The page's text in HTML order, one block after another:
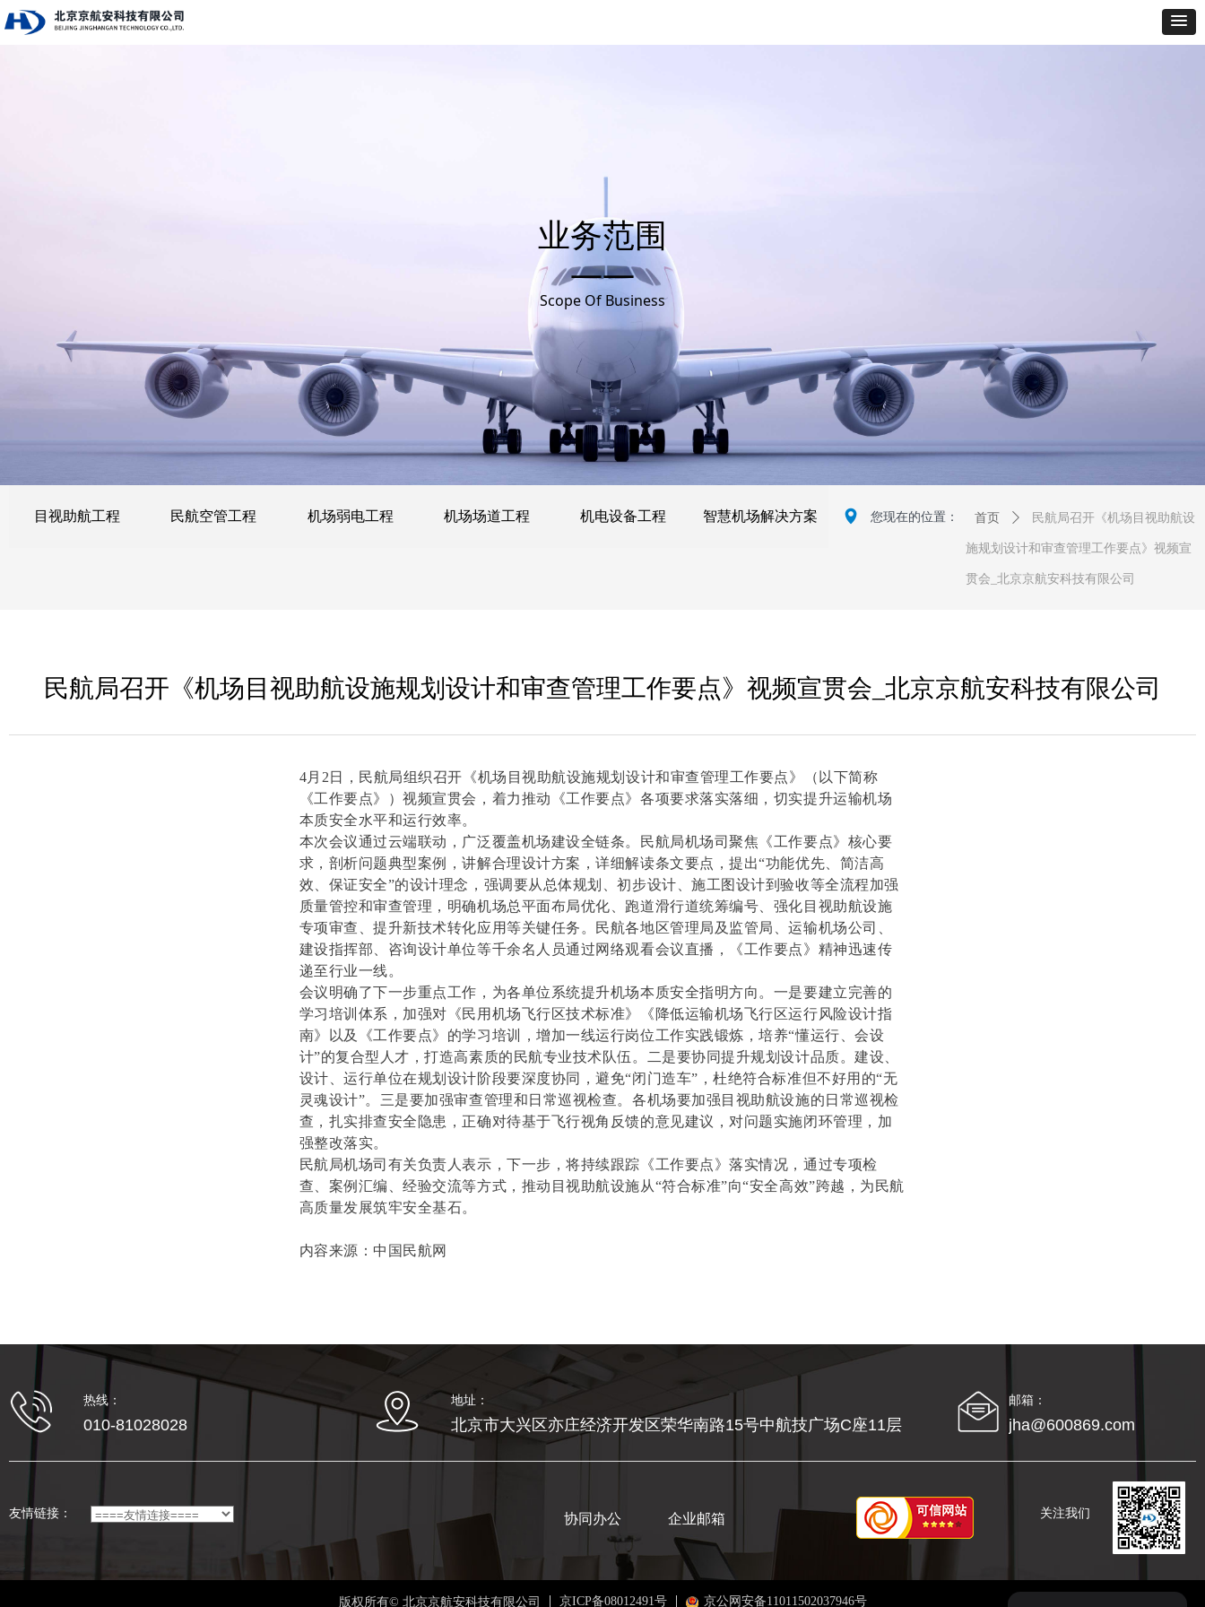
业务范围
——
Scope Of Business
넹 您现在的位置： 首页 ꄲ 民航局召开《机场目视助航设
施规划设计和审查管理工作要点》视频宣
贯会_北京京航安科技有限公司
目视助航工程 民航空管工程 机场弱电工程 机场场道工程 机电设备工程 智慧机场解决方案
民航局召开《机场目视助航设施规划设计和审查管理工作要点》视频宣贯会_北京京航安科技有限公司
4月2日，民航局组织召开《机场目视助航设施规划设计和审查管理工作要点》（以下简称
《工作要点》）视频宣贯会，着力推动《工作要点》各项要求落实落细，切实提升运输机场
本质安全水平和运行效率。
本次会议通过云端联动，广泛覆盖机场建设全链条。民航局机场司聚焦《工作要点》核心要
求，剖析问题典型案例，讲解合理设计方案，详细解读条文要点，提出“功能优先、简洁高
效、保证安全”的设计理念，强调要从总体规划、初步设计、施工图设计到验收等全流程加强
质量管控和审查管理，明确机场总平面布局优化、跑道滑行道统筹编号、强化目视助航设施
专项审查、提升新技术转化应用等关键任务。民航各地区管理局及监管局、运输机场公司、
建设指挥部、咨询设计单位等千余名人员通过网络观看会议直播，《工作要点》精神迅速传
递至行业一线。
会议明确了下一步重点工作，为各单位系统提升机场本质安全指明方向。一是要建立完善的
学习培训体系，加强对《民用机场飞行区技术标准》《降低运输机场飞行区运行风险设计指
南》以及《工作要点》的学习培训，增加一线运行岗位工作实践锻炼，培养“懂运行、会设
计”的复合型人才，打造高素质的民航专业技术队伍。二是要协同提升规划设计品质。建设、
设计、运行单位在规划设计阶段要深度协同，避免“闭门造车”，杜绝符合标准但不好用的“无
灵魂设计”。三是要加强审查管理和日常巡视检查。各机场要加强目视助航设施的日常巡视检
查，扎实排查安全隐患，正确对待基于飞行视角反馈的意见建议，对问题实施闭环管理，加
强整改落实。
民航局机场司有关负责人表示，下一步，将持续跟踪《工作要点》落实情况，通过专项检
查、案例汇编、经验交流等方式，推动目视助航设施从“符合标准”向“安全高效”跨越，为民航
高质量发展筑牢安全基石。
内容来源：中国民航网
热线：
010-81028028
地址：
北京市大兴区亦庄经济开发区荣华南路15号中航技广场C座11层
邮箱：
jha@600869.com
友情链接： 协同办公 企业邮箱 关注我们
版权所有© 北京京航安科技有限公司 京ICP备08012491号 京公网安备11011502037946号